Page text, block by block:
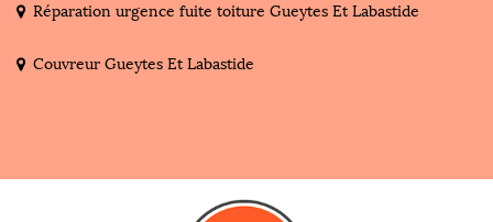
Réparation urgence fuite toiture Gueytes Et Labastide
Couvreur Gueytes Et Labastide